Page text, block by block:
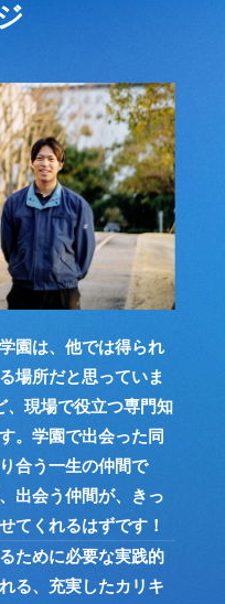
園は、他では得られ
場所だと思っていま
、現場で役立つ専門知
。学園で出会った同
合う一生の仲間で
出会う仲間が、きっ
てくれるはずです！
ために必要な実践的
る、充実したカリキ